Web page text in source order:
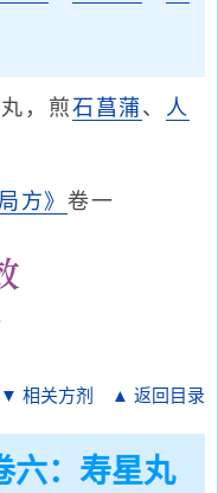
，煎石菖蒲 、 人
方》卷一
▼ 相关方剂 ▲ 返回目录
六：寿星丸